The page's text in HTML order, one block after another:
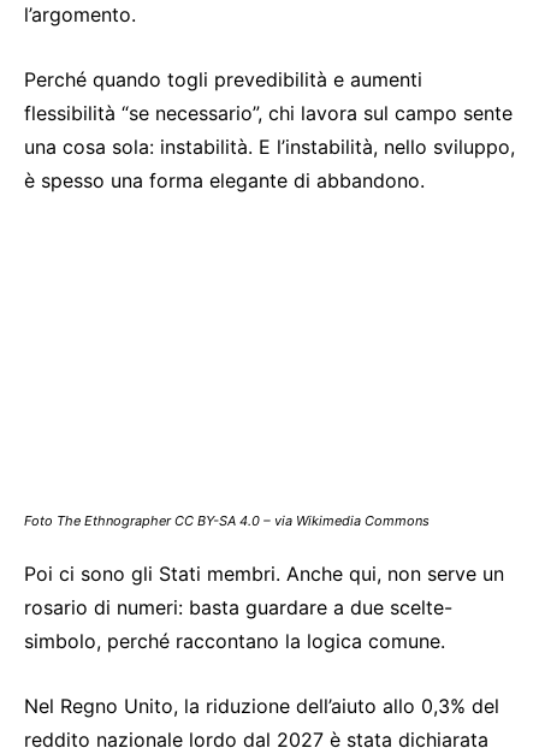
l’argomento.
Perché quando togli prevedibilità e aumenti
flessibilità “se necessario”, chi lavora sul campo sente
una cosa sola: instabilità. E l’instabilità, nello sviluppo,
è spesso una forma elegante di abbandono.
Foto The Ethnographer CC BY-SA 4.0 – via Wikimedia Commons
Poi ci sono gli Stati membri. Anche qui, non serve un
rosario di numeri: basta guardare a due scelte-
simbolo, perché raccontano la logica comune.
Nel Regno Unito, la riduzione dell’aiuto allo 0,3% del
reddito nazionale lordo dal 2027 è stata dichiarata